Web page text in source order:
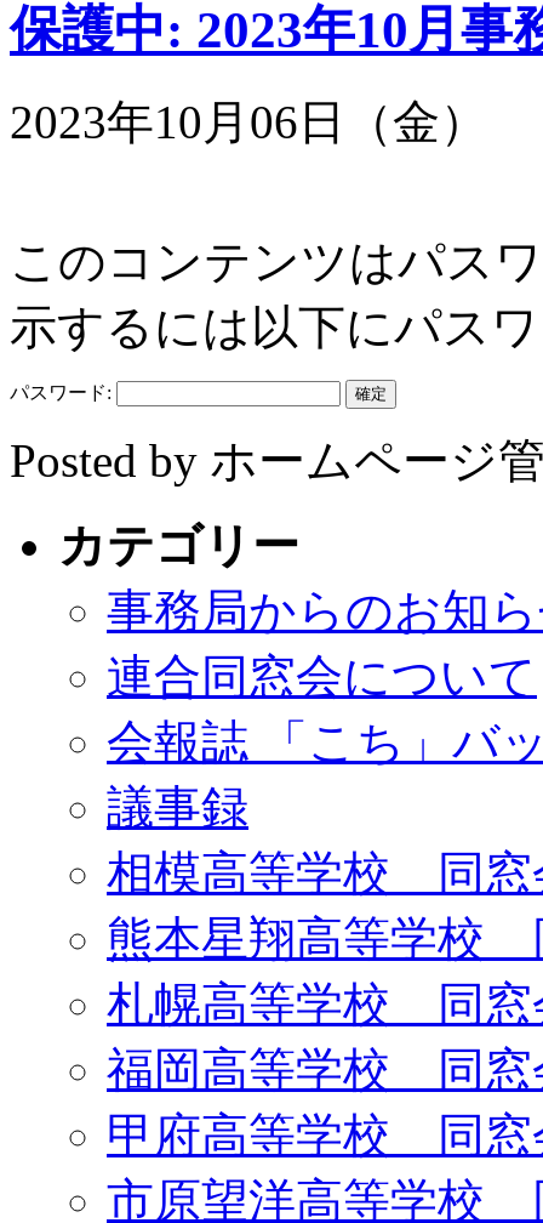
保護中: 2023年10月事
2023年10月06日（金）
このコンテンツはパス
示するには以下にパス
パスワード:
Posted by ホームペー
カテゴリー
事務局からのお知
連合同窓会について
会報誌 「こち」バ
議事録
相模高等学校 同窓
熊本星翔高等学校
札幌高等学校 同窓
福岡高等学校 同窓
甲府高等学校 同窓
市原望洋高等学校